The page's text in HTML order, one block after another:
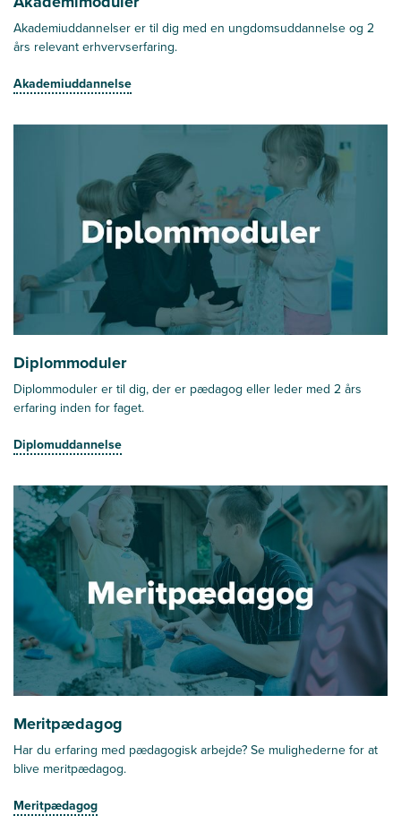
Akademiuddannelser er til dig med en ungdomsuddannelse og 2
års relevant erhvervserfaring.
Akademiuddannelse
Diplommoduler
Diplommoduler er til dig, der er pædagog eller leder med 2 års
erfaring inden for faget.
Diplomuddannelse
Meritpædagog
Har du erfaring med pædagogisk arbejde? Se mulighederne for at
blive meritpædagog.
Meritpædagog